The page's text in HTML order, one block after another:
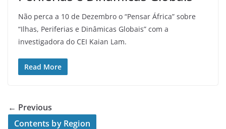
Não perca a 10 de Dezembro o “Pensar África” sobre
“Ilhas, Periferias e Dinâmicas Globais” com a
investigadora do CEI Kaian Lam.
Read More
← Previous
Contents by Region